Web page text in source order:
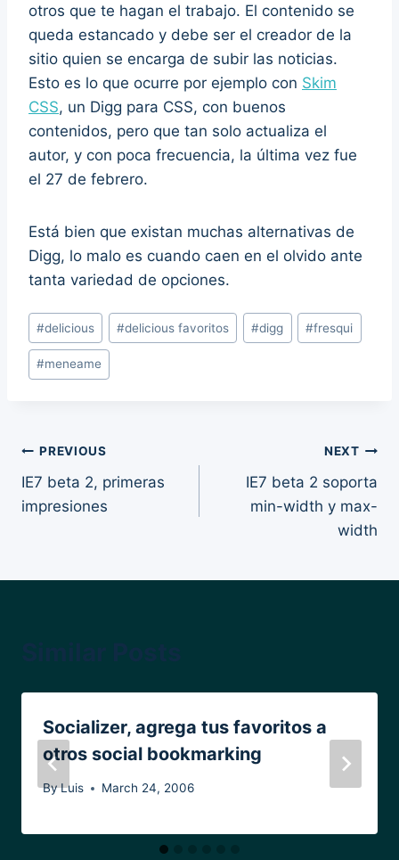
otros que te hagan el trabajo. El contenido se
queda estancado y debe ser el creador de la
sitio quien se encarga de subir las noticias.
Esto es lo que ocurre por ejemplo con Skim
CSS, un Digg para CSS, con buenos
contenidos, pero que tan solo actualiza el
autor, y con poca frecuencia, la última vez fue
el 27 de febrero.
Está bien que existan muchas alternativas de
Digg, lo malo es cuando caen en el olvido ante
tanta variedad de opciones.
Post
Tags:
#delicious #delicious favoritos #digg #fresqui
#meneame
Post
navigation
PREVIOUS
IE7 beta 2, primeras
impresiones
NEXT
IE7 beta 2 soporta
min-width y max-
width
Socializer, agrega tus favoritos a
otros social bookmarking
ByLuis March 24, 2006